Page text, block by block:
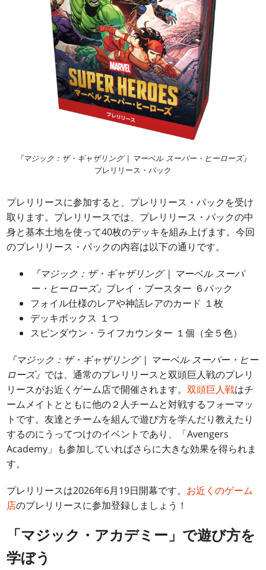
『マジック：ザ・ギャザリング | マーベル スーパー・ヒーローズ』
プレリリース・パック
プレリリースに参加すると、プレリリース・パックを受け
取ります。プレリリースでは、プレリリース・パックの中
身と基本土地を使って40枚のデッキを組み上げます。今回
のプレリリース・パックの内容は以下の通りです。
『マジック：ザ・ギャザリング | マーベル スーパ
ー・ヒーローズ』 プレイ・ブースター ６パック
フォイル仕様のレアや神話レアのカード １枚
デッキボックス １つ
スピンダウン・ライフカウンター １個（全５色）
『マジック：ザ・ギャザリング | マーベル スーパー・ヒー
ローズ』 では、通常のプレリリースと双頭巨人戦のプレリ
リースがお近くゲーム店で開催されます。双頭巨人戦はチ
ームメイトとともに他の２人チームと対戦するフォーマッ
トです。友達とチームを組んで遊び方を学んだり教えたり
するのにうってつけのイベントであり、「Avengers
Academy」も参加していればさらに大きな効果を得られま
す。
プレリリースは2026年6月19日開幕です。 お近くのゲーム
店のプレリリースに参加登録しましょう！
「マジック・アカデミー」で遊び方を
学ぼう